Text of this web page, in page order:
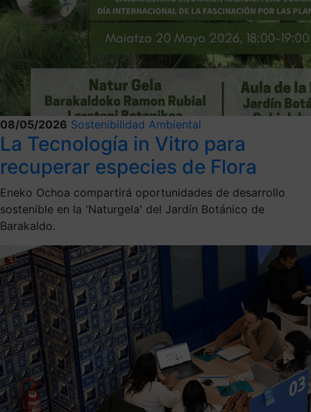
08/05/2026 Sostenibilidad Ambiental
La Tecnología in Vitro para
recuperar especies de Flora
Eneko Ochoa compartirá oportunidades de desarrollo
sostenible en la 'Naturgela' del Jardín Botánico de
Barakaldo.